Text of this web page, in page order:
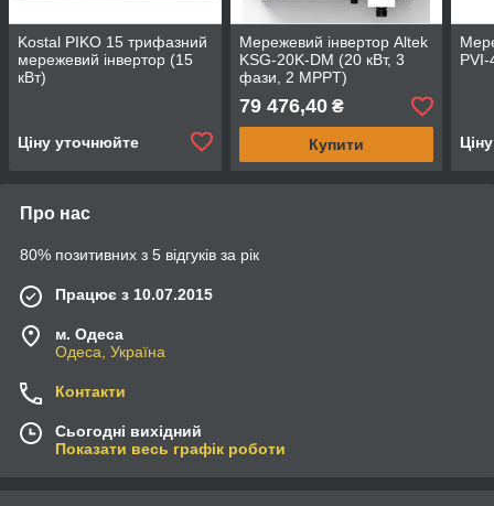
Kostal PIKO 15 трифазний
мережевий інвертор (15
кВт)
Ціну уточнюйте
Мережевий інвертор Altek
KSG-20K-DM (20 кВт, 3
фази, 2 MPPT)
79 476,40₴
Купити
Про нас
80% позитивних з 5 відгуків за рік
Працює з 10.07.2015
м. Одеса
Одеса, Україна
Контакти
Сьогодні вихідний
Показати весь графік роботи